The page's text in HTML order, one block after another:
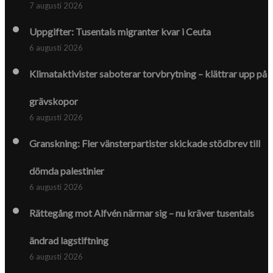
7 augusti 2026
Uppgifter: Tusentals migranter kvar i Ceuta
6 augusti 2026
Klimat­aktivister saboterar torv­brytning – klättrar upp på
gräv­skopor
6 augusti 2026
Granskning: Fler vänsterpartister skickade stödbrev till
dömda palestinier
6 augusti 2026
Rättegång mot Alfvén närmar sig – nu kräver tusentals
ändrad lagstiftning
6 augusti 2026